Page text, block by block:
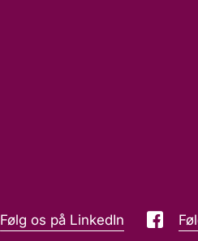
Følg os på LinkedIn